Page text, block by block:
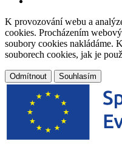
K provozování webu a
cookies. Procházením
soubory cookies nakládáme.
souborech cookies, jak je
Odmítnout Souhlasím